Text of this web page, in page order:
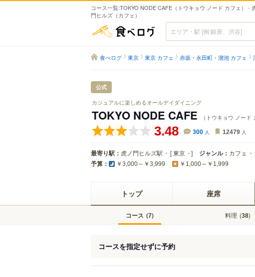
コース一覧:TOKYO NODE CAFE（トウキョウ ノード カフェ） -
門ヒルズ（カフェ）
食べログ
食べログ 東京 東京 カフェ 赤坂・永田町・溜池 カフェ
公式
カジュアルに楽しめるオールデイダイニング
TOKYO NODE CAFE （トウキョウ ノード
3.48 300 人 12479 人
最寄り駅： 虎ノ門ヒルズ駅 [東京 ] ジャンル： カフェ
予算： ￥3,000～￥3,999 ￥1,000～￥1,999
トップ 座席
コース (7) 料理 (38)
コースを指定せずに予約